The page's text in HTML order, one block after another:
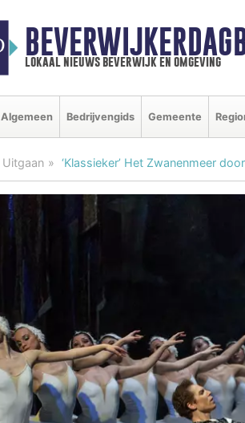
lokaal nieuws beverwijk en omgeving
Algemeen Bedrijvengids Gemeente
Uitgaan ‘Klassieker’ Het Zwanenmeer